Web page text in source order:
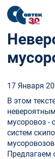
17 Января
В этом
мусоровоз -
систем
Предлагаем